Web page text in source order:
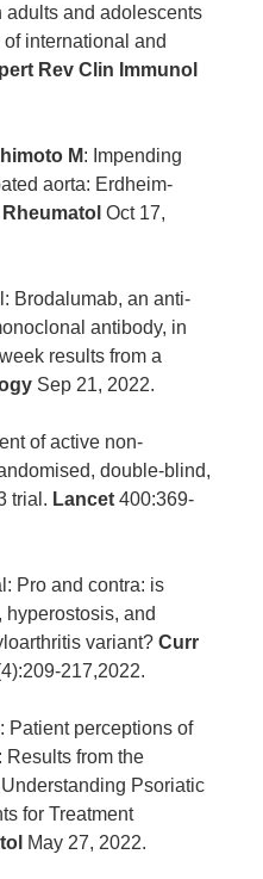
adults and adolescents
international and
Rev Clin Immunol
M: Impending
aorta: Erdheim-
Oct 17,
Brodalumab, an anti-
antibody, in
results from a
Sep 21, 2022.
of active non-
double-blind,
trial. Lancet 400:369-
Pro and contra: is
and
variant? Curr
217,2022.
Patient perceptions of
Results from the
Psoriatic
for Treatment
May 27, 2022.